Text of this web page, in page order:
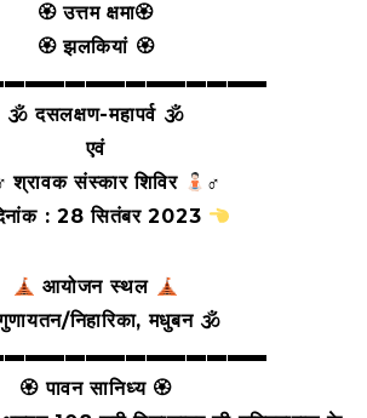
🏵 उत्तम क्षमा🏵
🏵 झलकियां 🏵
🕉 दसलक्षण-महापर्व 🕉
एवं
श्रावक संस्कार शिविर
‍♂
: 28 सितंबर 2023
आयोजन स्थल
निहारिका, मधुबन 🕉
🏵 पावन सानिध्य 🏵